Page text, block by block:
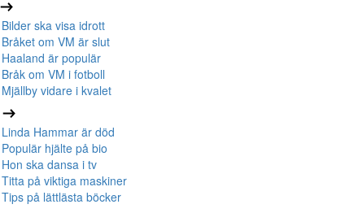
Bilder ska visa idrott
Bråket om VM är slut
Haaland är populär
Bråk om VM i fotboll
Mjällby vidare i kvalet
Linda Hammar är död
Populär hjälte på bio
Hon ska dansa i tv
Titta på viktiga maskiner
Tips på lättlästa böcker